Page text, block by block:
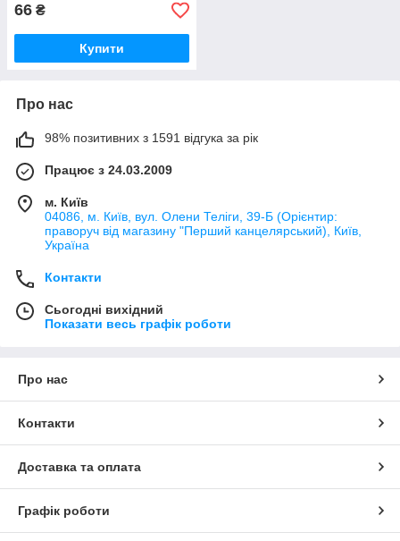
66 ₴
Купити
Про нас
98% позитивних з 1591 відгука за рік
Працює з 24.03.2009
м. Київ
04086, м. Київ, вул. Олени Теліги, 39-Б (Орієнтир:
праворуч від магазину "Перший канцелярський), Київ,
Україна
Контакти
Сьогодні вихідний
Показати весь графік роботи
Про нас
Контакти
Доставка та оплата
Графік роботи